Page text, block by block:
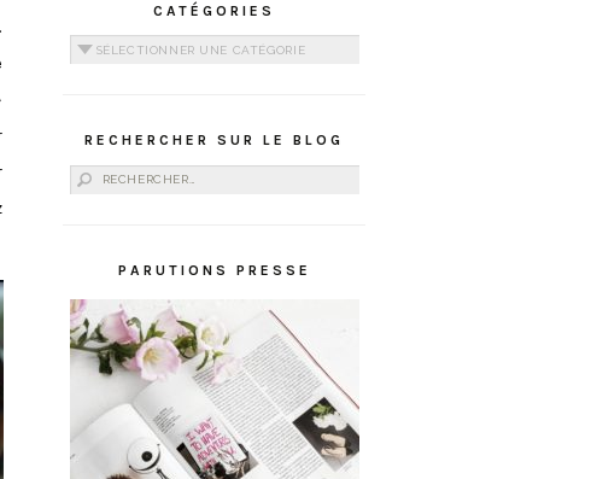
CATÉGORIES
Catégories
RECHERCHER SUR LE BLOG
Rechercher :
PARUTIONS PRESSE